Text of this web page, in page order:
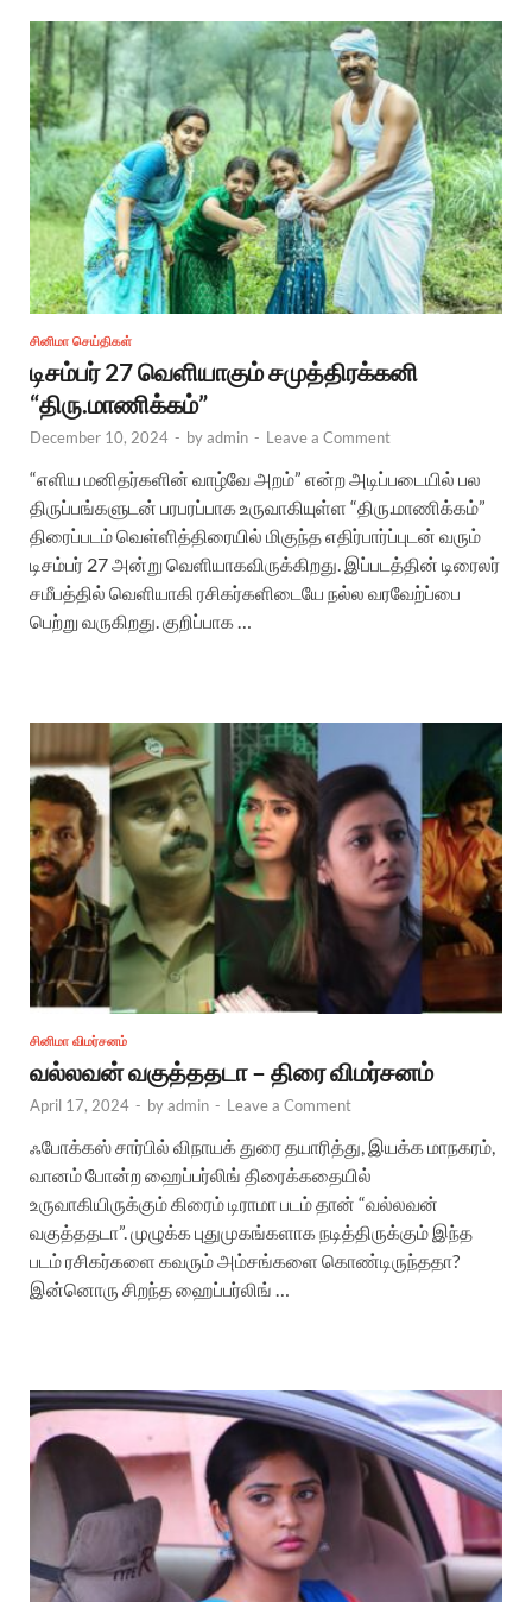
சினிமா செய்திகள்
டிசம்பர் 27 வெளியாகும் சமுத்திரக்கனி
“திரு.மாணிக்கம்”
December 10, 2024 - byadmin - Leave a Comment
“எளிய மனிதர்களின் வாழ்வே அறம்” என்ற அடிப்படையில் பல
திருப்பங்களுடன் பரபரப்பாக உருவாகியுள்ள “திரு.மாணிக்கம்”
திரைப்படம் வெள்ளித்திரையில் மிகுந்த எதிர்பார்ப்புடன் வரும்
டிசம்பர் 27 அன்று வெளியாகவிருக்கிறது. இப்படத்தின் டிரைலர்
சமீபத்தில் வெளியாகி ரசிகர்களிடையே நல்ல வரவேற்ப்பை
பெற்று வருகிறது. குறிப்பாக …
சினிமா விமர்சனம்
வல்லவன் வகுத்ததடா – திரை விமர்சனம்
April 17, 2024 - byadmin - Leave a Comment
ஃபோக்கஸ் சார்பில் விநாயக் துரை தயாரித்து, இயக்க மாநகரம்,
வானம் போன்ற ஹைப்பர்லிங் திரைக்கதையில்
உருவாகியிருக்கும் கிரைம் டிராமா படம் தான் “வல்லவன்
வகுத்ததடா”. முழுக்க புதுமுகங்களாக நடித்திருக்கும் இந்த
படம் ரசிகர்களை கவரும் அம்சங்களை கொண்டிருந்ததா?
இன்னொரு சிறந்த ஹைப்பர்லிங் …